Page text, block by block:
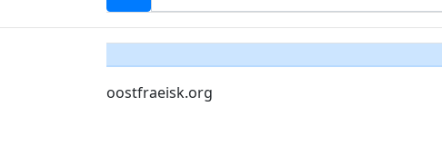
oostfraeisk.org